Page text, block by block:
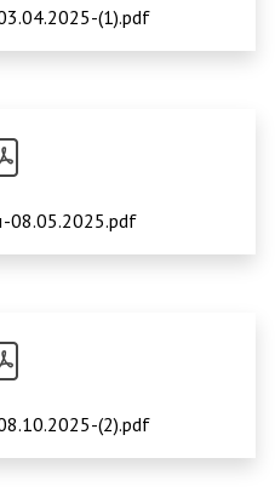
(1).pdf
08.05.2025.pdf
(2).pdf